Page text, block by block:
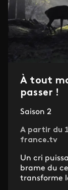
À tout
passer !
Saison 2
A partir du
france.tv
Un cri
brame du
transforme